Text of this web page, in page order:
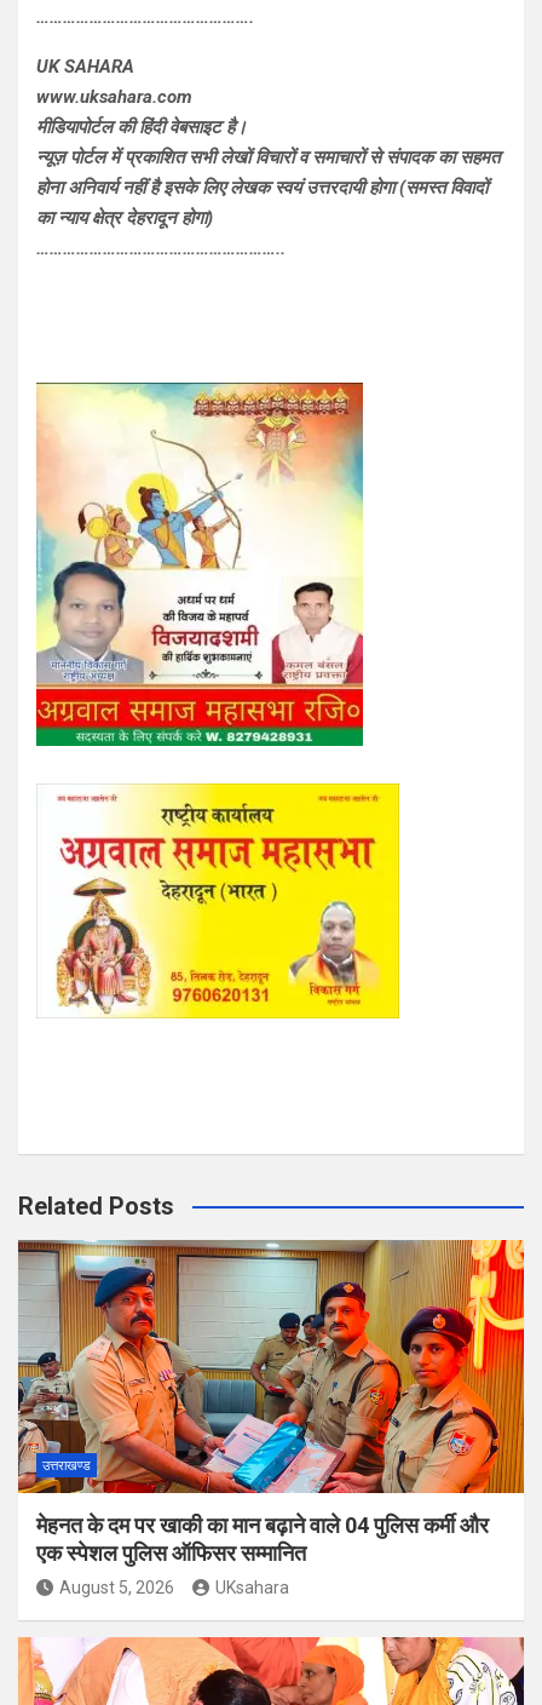
………………………………………….
UK SAHARA
www.uksahara.com
मीडियापोर्टल की हिंदी वेबसाइट है।
न्यूज़ पोर्टल में प्रकाशित सभी लेखों विचारों व समाचारों से संपादक का सहमत
होना अनिवार्य नहीं है इसके लिए लेखक स्वयं उत्तरदायी होगा (समस्त विवादों
का न्याय क्षेत्र देहरादून होगा)
………………………………………………..
Related Posts
उत्तराखण्ड
मेहनत के दम पर खाकी का मान बढ़ाने वाले 04 पुलिस कर्मी और
एक स्पेशल पुलिस ऑफिसर सम्मानित
August 5, 2026 UKsahara